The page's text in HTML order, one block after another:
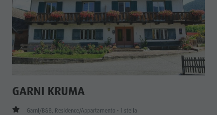
GARNI KRUMA
Garni/B&B, Residence/Appartamento - 1 stella